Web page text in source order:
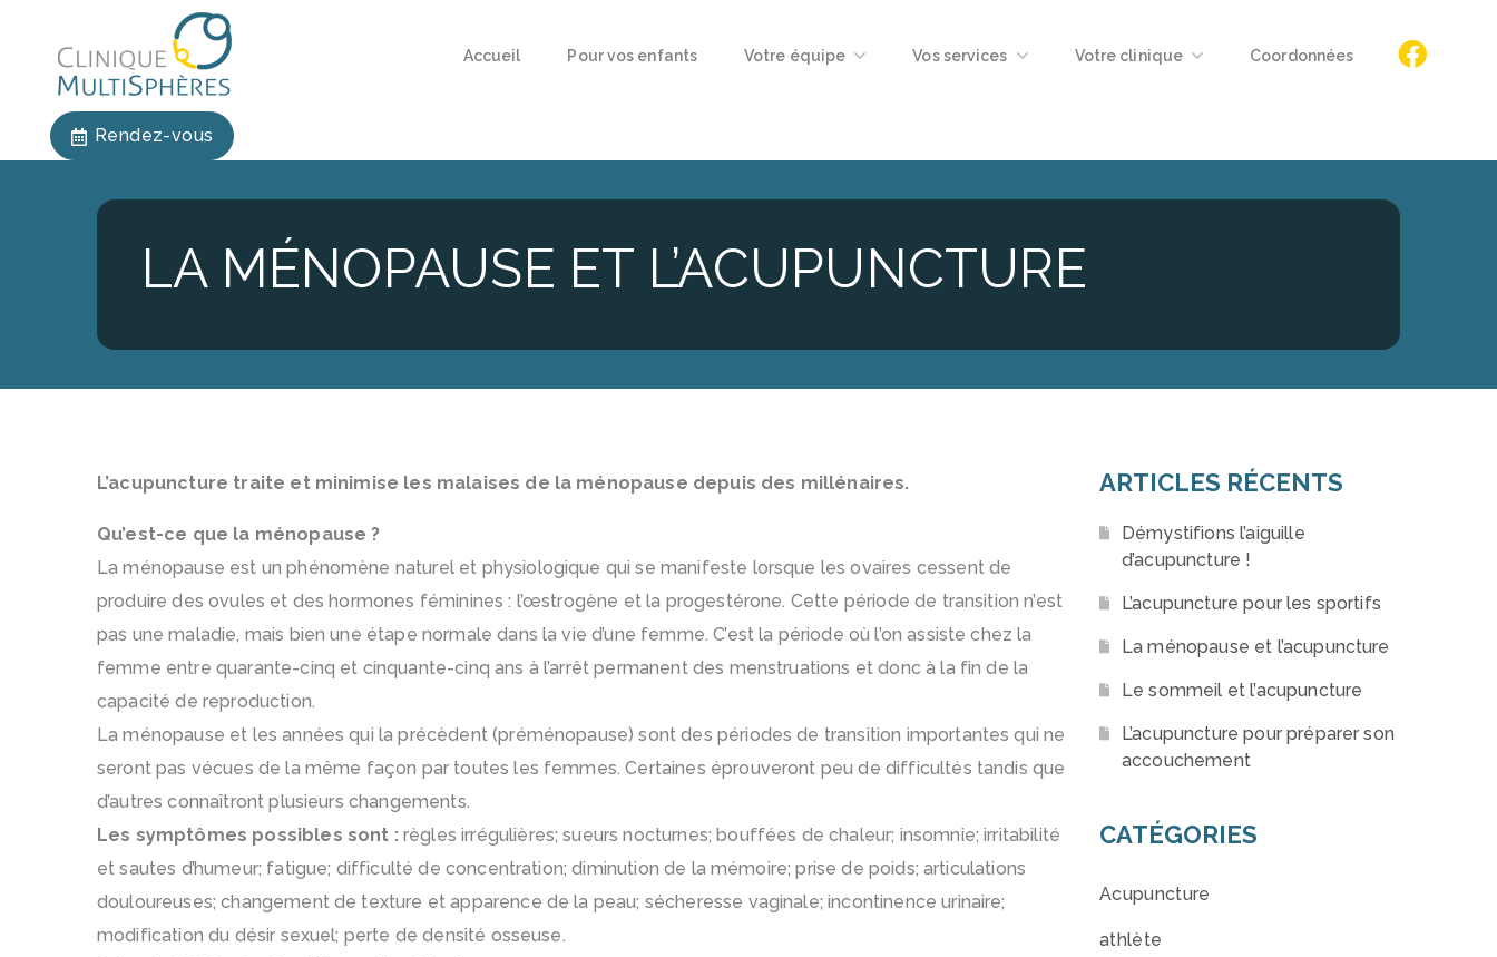
Accueil Pour vos enfants Votre équipe Vos services Votre clinique Coordonnées
Rendez-vous
LA MÉNOPAUSE ET L’ACUPUNCTURE
L’acupuncture traite et minimise les malaises de la ménopause depuis des millénaires.
Qu’est-ce que la ménopause ?
La ménopause est un phénomène naturel et physiologique qui se manifeste lorsque les ovaires cessent de
produire des ovules et des hormones féminines : l’œstrogène et la progestérone. Cette période de transition n’est
pas une maladie, mais bien une étape normale dans la vie d’une femme. C’est la période où l’on assiste chez la
femme entre quarante-cinq et cinquante-cinq ans à l’arrêt permanent des menstruations et donc à la fin de la
capacité de reproduction.
La ménopause et les années qui la précèdent (préménopause) sont des périodes de transition importantes qui ne
seront pas vécues de la même façon par toutes les femmes. Certaines éprouveront peu de difficultés tandis que
d’autres connaîtront plusieurs changements.
Les symptômes possibles sont : règles irrégulières; sueurs nocturnes; bouffées de chaleur; insomnie; irritabilité
et sautes d’humeur; fatigue; difficulté de concentration; diminution de la mémoire; prise de poids; articulations
douloureuses; changement de texture et apparence de la peau; sécheresse vaginale; incontinence urinaire;
modification du désir sexuel; perte de densité osseuse.
ARTICLES RÉCENTS
Démystifions l’aiguille
d’acupuncture !
L’acupuncture pour les sportifs
La ménopause et l’acupuncture
Le sommeil et l’acupuncture
L’acupuncture pour préparer son
accouchement
CATÉGORIES
Acupuncture
athlète